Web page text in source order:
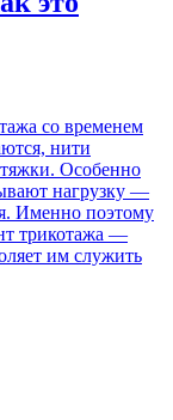
со временем
нити
Особенно
нагрузку —
Именно поэтому
трикотажа —
им служить